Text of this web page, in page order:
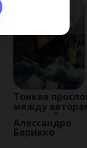
Тонкая
между
массовой и
литературы
Алессандро
Барикко